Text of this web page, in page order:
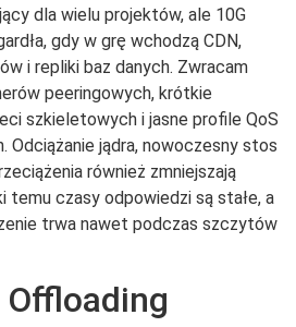
dla wielu projektów, ale 10G
gdy w grę wchodzą CDN,
i repliki baz danych. Zwracam
peeringowych, krótkie
szkieletowych i jasne profile QoS
Odciążanie jądra, nowoczesny stos
również zmniejszają
temu czasy odpowiedzi są stałe, a
trwa nawet podczas szczytów
Offloading